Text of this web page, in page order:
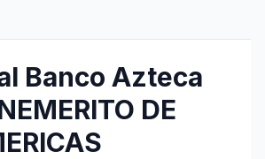
Banco Azteca
DE